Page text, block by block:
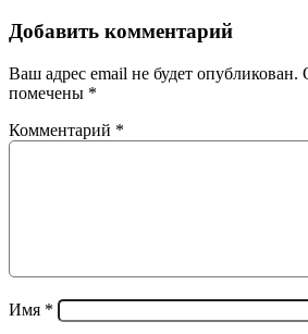
Добавить комментарий
Ваш адрес email не будет опубликован.
помечены *
Комментарий *
Имя *